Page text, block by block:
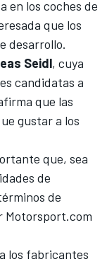
en los coches de
que los
desarrollo.
Seidl, cuya
candidatas a
que las
gustar a los
que, sea
de
de
Motorsport.com
los fabricantes